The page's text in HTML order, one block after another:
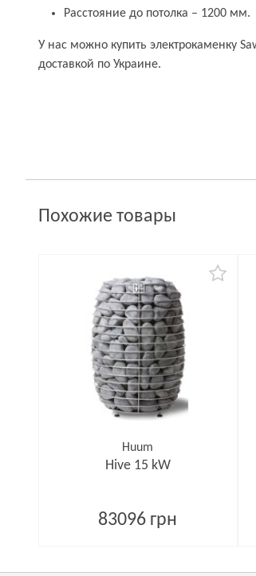
Расстояние до потолка – 1200 мм.
У нас можно купить электрокаменку
доставкой по Украине.
Похожие товары
Huum
Hive 15 kW
83096 грн